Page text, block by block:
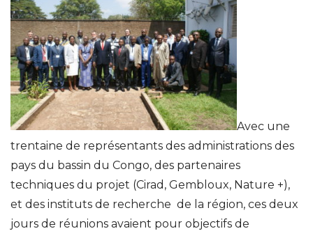
Avec une
trentaine de représentants des administrations des
pays du bassin du Congo, des partenaires
techniques du projet (Cirad, Gembloux, Nature +),
et des instituts de recherche de la région, ces deux
jours de réunions avaient pour objectifs de